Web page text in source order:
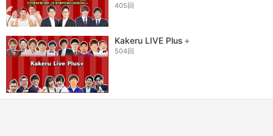
HALL
405回
Kakeru LIVE Plus＋
504回